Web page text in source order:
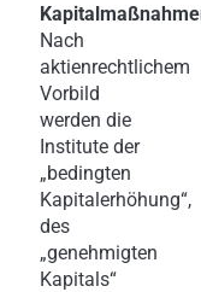
Nach
aktienrechtlichem
Vorbild
werden die
Institute der
„bedingten
Kapitalerhöhung“,
des
„genehmigten
Kapitals“